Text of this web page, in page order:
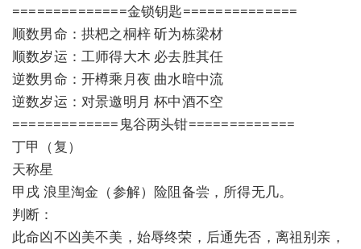
==============金锁钥匙==============
顺数男命：拱杷之桐梓 斫为栋梁材
顺数岁运：工师得大木 必去胜其任
逆数男命：开樽乘月夜 曲水暗中流
逆数岁运：对景邀明月 杯中酒不空
=============鬼谷两头钳=============
丁甲（复）
天称星
甲戌 浪里淘金（参解）险阻备尝，所得无几。
判断：
此命凶不凶美不美，始辱终荣，后通先否，离祖别亲，